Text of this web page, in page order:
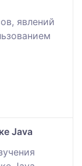
явлений
Java